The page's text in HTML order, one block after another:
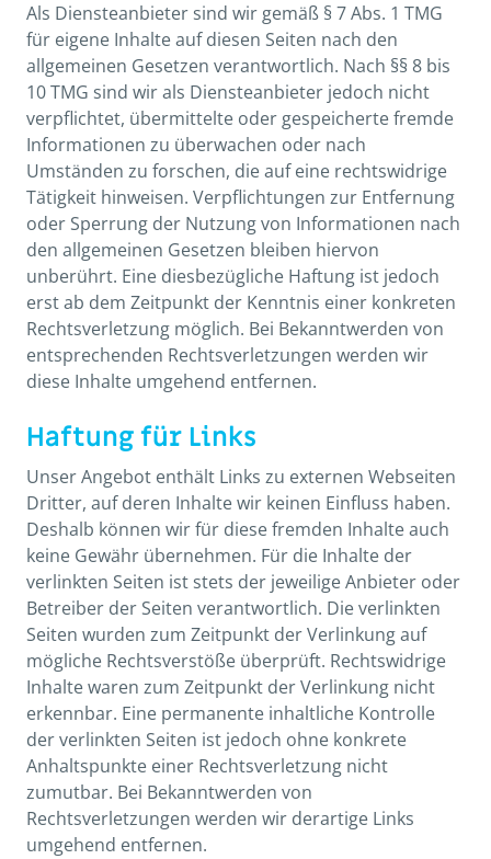
Als Diensteanbieter sind wir gemäß § 7 Abs. 1 TMG
für eigene Inhalte auf diesen Seiten nach den
allgemeinen Gesetzen verantwortlich. Nach §§ 8 bis
10 TMG sind wir als Diensteanbieter jedoch nicht
verpflichtet, übermittelte oder gespeicherte fremde
Informationen zu überwachen oder nach
Umständen zu forschen, die auf eine rechtswidrige
Tätigkeit hinweisen. Verpflichtungen zur Entfernung
oder Sperrung der Nutzung von Informationen nach
den allgemeinen Gesetzen bleiben hiervon
unberührt. Eine diesbezügliche Haftung ist jedoch
erst ab dem Zeitpunkt der Kenntnis einer konkreten
Rechtsverletzung möglich. Bei Bekanntwerden von
entsprechenden Rechtsverletzungen werden wir
diese Inhalte umgehend entfernen.
Haftung für Links
Unser Angebot enthält Links zu externen Webseiten
Dritter, auf deren Inhalte wir keinen Einfluss haben.
Deshalb können wir für diese fremden Inhalte auch
keine Gewähr übernehmen. Für die Inhalte der
verlinkten Seiten ist stets der jeweilige Anbieter oder
Betreiber der Seiten verantwortlich. Die verlinkten
Seiten wurden zum Zeitpunkt der Verlinkung auf
mögliche Rechtsverstöße überprüft. Rechtswidrige
Inhalte waren zum Zeitpunkt der Verlinkung nicht
erkennbar. Eine permanente inhaltliche Kontrolle
der verlinkten Seiten ist jedoch ohne konkrete
Anhaltspunkte einer Rechtsverletzung nicht
zumutbar. Bei Bekanntwerden von
Rechtsverletzungen werden wir derartige Links
umgehend entfernen.